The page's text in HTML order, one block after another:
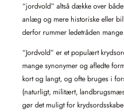
“jordvold” altså dække over
anlæg og mere historiske eller
derfor rummer ledetråden
“Jordvold” er et populært
mange synonymer og afledte
kort og langt, og ofte bruges i
(naturligt, militært,
gør det muligt for